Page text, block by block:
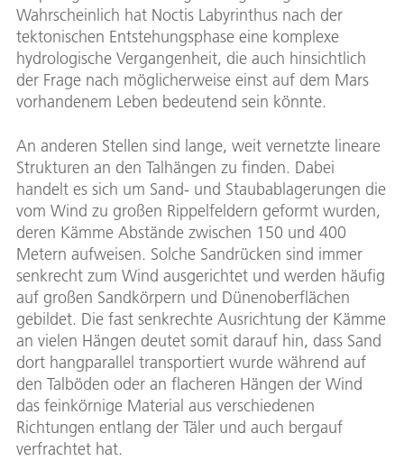
Wahrscheinlich hat Noctis Labyrinthus nach der
tektonischen Entstehungsphase eine komplexe
hydrologische Vergangenheit, die auch hinsichtlich
der Frage nach möglicherweise einst auf dem Mars
vorhandenem Leben bedeutend sein könnte.
An anderen Stellen sind lange, weit vernetzte lineare
Strukturen an den Talhängen zu finden. Dabei
handelt es sich um Sand- und Staubablagerungen die
vom Wind zu großen Rippelfeldern geformt wurden,
deren Kämme Abstände zwischen 150 und 400
Metern aufweisen. Solche Sandrücken sind immer
senkrecht zum Wind ausgerichtet und werden häufig
auf großen Sandkörpern und Dünenoberflächen
gebildet. Die fast senkrechte Ausrichtung der Kämme
an vielen Hängen deutet somit darauf hin, dass Sand
dort hangparallel transportiert wurde während auf
den Talböden oder an flacheren Hängen der Wind
das feinkörnige Material aus verschiedenen
Richtungen entlang der Täler und auch bergauf
verfrachtet hat.